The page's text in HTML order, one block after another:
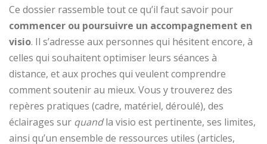
Ce dossier rassemble tout ce qu’il faut savoir pour
commencer ou poursuivre un accompagnement en
visio. Il s’adresse aux personnes qui hésitent encore, à
celles qui souhaitent optimiser leurs séances à
distance, et aux proches qui veulent comprendre
comment soutenir au mieux. Vous y trouverez des
repères pratiques (cadre, matériel, déroulé), des
éclairages sur quandla visio est pertinente, ses limites,
ainsi qu’un ensemble de ressources utiles (articles,